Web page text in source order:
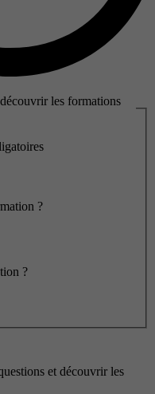
les formations
?
?
et découvrir les